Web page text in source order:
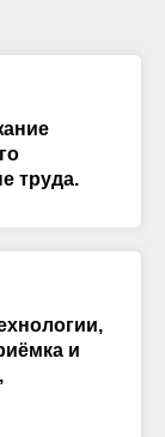
труда.
и